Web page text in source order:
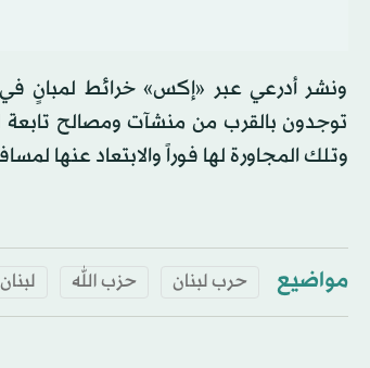
ونشر أدرعي عبر «إكس» خرائط لمبانٍ في
توجدون بالقرب من منشآت ومصالح تابعة
وتلك المجاورة لها فوراً والابتعاد عنها لمسافة لا
مواضيع حرب لبنان حزب الله لبنان